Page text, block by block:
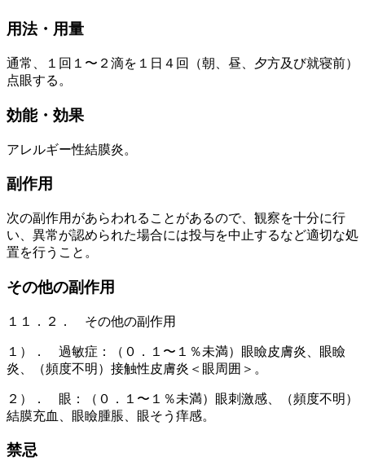
用法・用量
通常、１回１〜２滴を１日４回（朝、昼、夕方及び就寝前）
点眼する。
効能・効果
アレルギー性結膜炎。
副作用
次の副作用があらわれることがあるので、観察を十分に行
い、異常が認められた場合には投与を中止するなど適切な処
置を行うこと。
その他の副作用
１１．２． その他の副作用
１）． 過敏症：（０．１〜１％未満）眼瞼皮膚炎、眼瞼
炎、（頻度不明）接触性皮膚炎＜眼周囲＞。
２）． 眼：（０．１〜１％未満）眼刺激感、（頻度不明）
結膜充血、眼瞼腫脹、眼そう痒感。
禁忌